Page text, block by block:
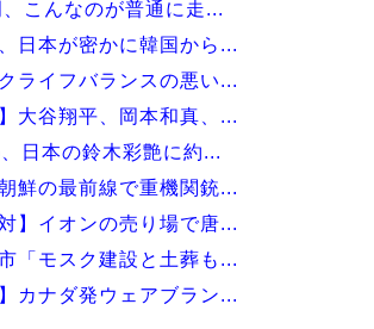
、こんなのが普通に走...
日本が密かに韓国から...
ライフバランスの悪い...
大谷翔平、岡本和真、...
日本の鈴木彩艶に約...
鮮の最前線で重機関銃...
】イオンの売り場で唐...
「モスク建設と土葬も...
カナダ発ウェアブラン...